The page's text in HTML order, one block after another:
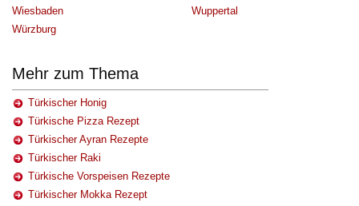
Wiesbaden
Wuppertal
Würzburg
Mehr zum Thema
Türkischer Honig
Türkische Pizza Rezept
Türkischer Ayran Rezepte
Türkischer Raki
Türkische Vorspeisen Rezepte
Türkischer Mokka Rezept